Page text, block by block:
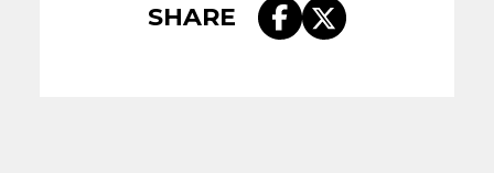
SHARE